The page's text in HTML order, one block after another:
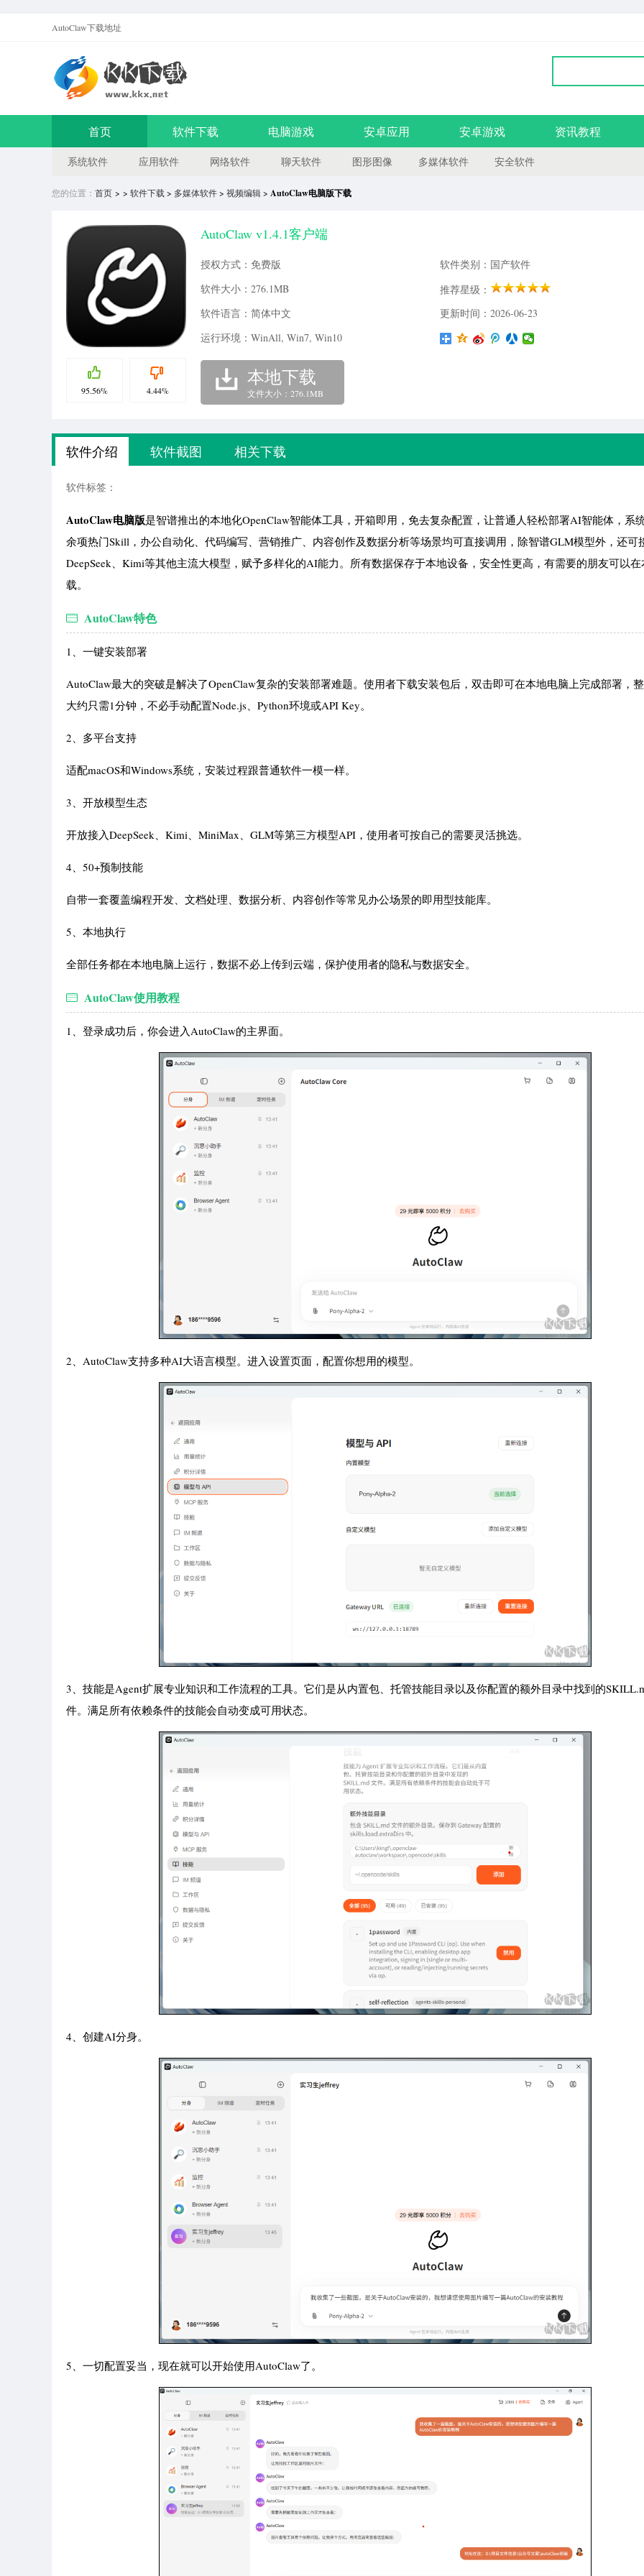
AutoClaw下载地址
首页 软件下载 电脑游戏 安卓应用 安卓游戏 资讯教程
系统软件 应用软件 网络软件 聊天软件 图形图像 多媒体软件 安全软件
您的位置： 首页 > > 软件下载 > 多媒体软件> 视频编辑> AutoClaw电脑版下载
95.56% 4.44%
AutoClaw v1.4.1客户端
授权方式：免费版
软件类别：国产软件
软件大小：276.1MB
推荐星级：
软件语言：简体中文
更新时间：2026-06-23
运行环境：WinAll, Win7, Win10
本地下载
文件大小：276.1MB
软件介绍 软件截图 相关下载
软件标签：
AutoClaw电脑版是智谱推出的本地化OpenClaw智能体工具，开箱即用，免去复杂配置，让普通人轻松部署AI智能体，系
余项热门Skill，办公自动化、代码编写、营销推广、内容创作及数据分析等场景均可直接调用，除智谱GLM模型外，还可
DeepSeek、Kimi等其他主流大模型，赋予多样化的AI能力。所有数据保存于本地设备，安全性更高，有需要的朋友可以
载。
AutoClaw特色
1、一键安装部署
AutoClaw最大的突破是解决了OpenClaw复杂的安装部署难题。使用者下载安装包后，双击即可在本地电脑上完成部署，
大约只需1分钟，不必手动配置Node.js、Python环境或API Key。
2、多平台支持
适配macOS和Windows系统，安装过程跟普通软件一模一样。
3、开放模型生态
开放接入DeepSeek、Kimi、MiniMax、GLM等第三方模型API，使用者可按自己的需要灵活挑选。
4、50+预制技能
自带一套覆盖编程开发、文档处理、数据分析、内容创作等常见办公场景的即用型技能库。
5、本地执行
全部任务都在本地电脑上运行，数据不必上传到云端，保护使用者的隐私与数据安全。
AutoClaw使用教程
1、登录成功后，你会进入AutoClaw的主界面。
2、AutoClaw支持多种AI大语言模型。进入设置页面，配置你想用的模型。
3、技能是Agent扩展专业知识和工作流程的工具。它们是从内置包、托管技能目录以及你配置的额外目录中找到的
件。满足所有依赖条件的技能会自动变成可用状态。
4、创建AI分身。
5、一切配置妥当，现在就可以开始使用AutoClaw了。